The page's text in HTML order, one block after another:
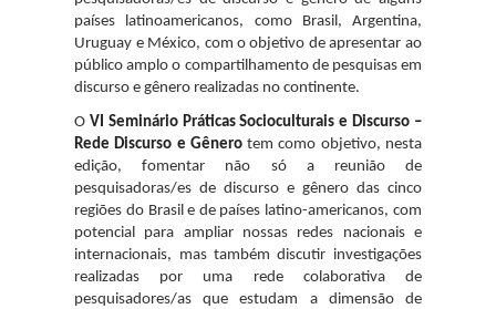
países latinoamericanos, como Brasil, Argentina,
Uruguay e México, com o objetivo de apresentar ao
público amplo o compartilhamento de pesquisas em
discurso e gênero realizadas no continente.
O VI Seminário Práticas Socioculturais e Discurso –
Rede Discurso e Gênerotem como objetivo, nesta
edição, fomentar não só a reunião de
pesquisadoras/es de discurso e gênero das cinco
regiões do Brasil e de países latino-americanos, com
potencial para ampliar nossas redes nacionais e
internacionais, mas também discutir investigações
realizadas por uma rede colaborativa de
pesquisadores/as que estudam a dimensão de